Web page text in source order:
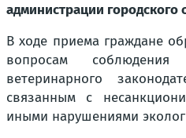
администрации городского
В ходе приема граждане
вопросам соблюдения
ветеринарного
связанным с
иными нарушениями